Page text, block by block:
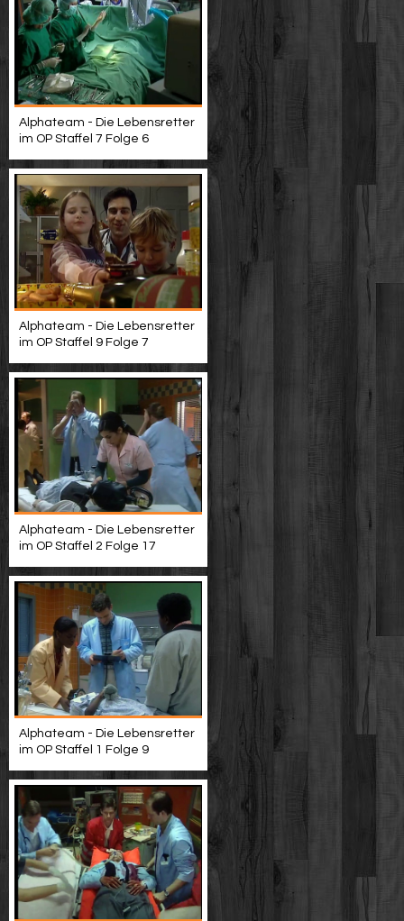
Alphateam - Die Lebensretter
im OP Staffel 7 Folge 6
Alphateam - Die Lebensretter
im OP Staffel 9 Folge 7
Alphateam - Die Lebensretter
im OP Staffel 2 Folge 17
Alphateam - Die Lebensretter
im OP Staffel 1 Folge 9